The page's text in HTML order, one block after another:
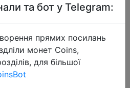
та бот у Telegram:
прямих посилань
монет Coins,
для більшої